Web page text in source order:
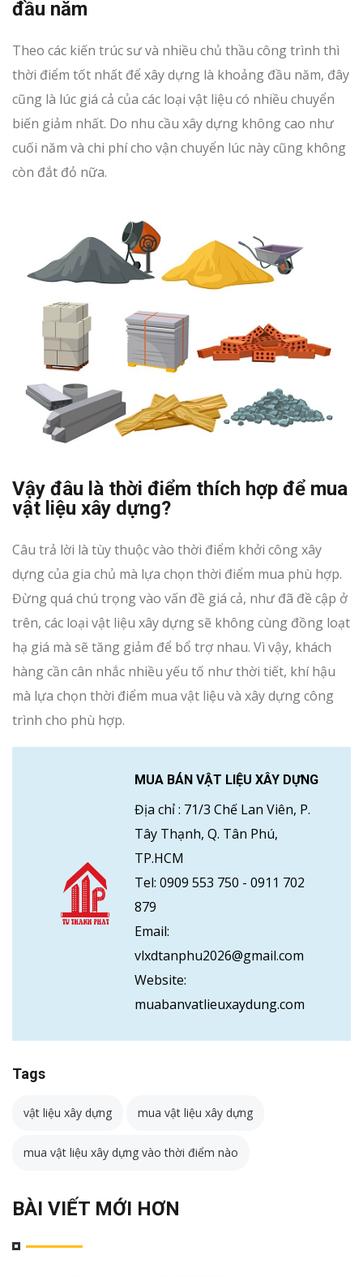
đầu năm
Theo các kiến trúc sư và nhiều chủ thầu công trình thì
thời điểm tốt nhất để xây dựng là khoảng đầu năm, đây
cũng là lúc giá cả của các loại vật liệu có nhiều chuyển
biến giảm nhất. Do nhu cầu xây dựng không cao như
cuối năm và chi phí cho vận chuyển lúc này cũng không
còn đắt đỏ nữa.
Vậy đâu là thời điểm thích hợp để mua
vật liệu xây dựng?
Câu trả lời là tùy thuộc vào thời điểm khởi công xây
dựng của gia chủ mà lựa chọn thời điểm mua phù hợp.
Đừng quá chú trọng vào vấn đề giá cả, như đã đề cập ở
trên, các loại vật liệu xây dựng sẽ không cùng đồng loạt
hạ giá mà sẽ tăng giảm để bổ trợ nhau. Vì vậy, khách
hàng cần cân nhắc nhiều yếu tố như thời tiết, khí hậu
mà lựa chọn thời điểm mua vật liệu và xây dựng công
trình cho phù hợp.
MUA BÁN VẬT LIỆU XÂY DỰNG
Địa chỉ : 71/3 Chế Lan Viên, P.
Tây Thạnh, Q. Tân Phú,
TP.HCM
Tel: 0909 553 750 - 0911 702
879
Email:
vlxdtanphu2026@gmail.com
Website:
muabanvatlieuxaydung.com
Tags
vật liệu xây dựng mua vật liệu xây dựng
mua vật liệu xây dựng vào thời điểm nào
BÀI VIẾT MỚI HƠN